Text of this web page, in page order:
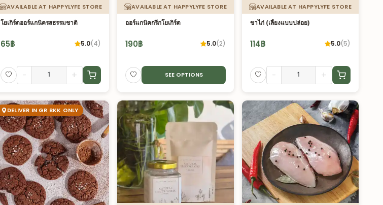
AVAILABLE AT HAPPYLYFE STORE
โยเกิร์ตออร์แกนิครสธรรมชาติ
65฿ 5.0(4)
- +
AVAILABLE AT HAPPYLYFE STORE
ออร์แกนิคกรีกโยเกิร์ต
190฿ 5.0(2)
SEE OPTIONS
AVAILABLE AT HAPPYLYFE STORE
ขาไก่ (เลี้ยงแบบปล่อย)
114฿ 5.0(5)
- +
DELIVER IN GR BKK ONLY